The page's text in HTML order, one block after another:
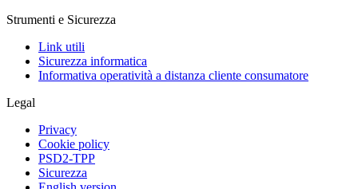
Strumenti e Sicurezza
Link utili
Sicurezza informatica
Informativa operatività a distanza cliente consumatore
Legal
Privacy
Cookie policy
PSD2-TPP
Sicurezza